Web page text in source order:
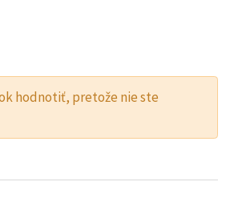
hodnotiť, pretože nie ste